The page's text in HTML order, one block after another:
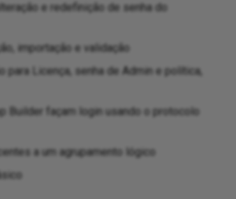
e redefinição de senha do
importação e validação
para Licença, senha de Admin e política,
Builder façam login usando o protocolo
a um agrupamento lógico